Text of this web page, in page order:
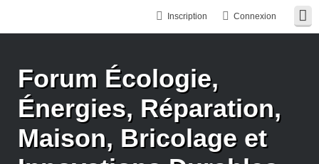
Connexion
Inscription
Forum Écologie,
Énergies, Réparation,
Maison, Bricolage et